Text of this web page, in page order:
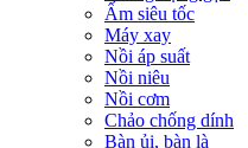
Ấm siêu tốc
Máy xay
Nồi áp suất
Nồi niêu
Nồi cơm
Chảo chống dính
Bàn ủi, bàn là